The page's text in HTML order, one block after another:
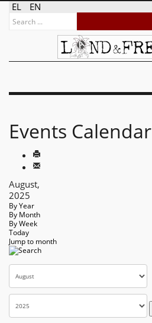
EL EN
Events Calendar
August,
2025
By Year
By Month
By Week
Today
Jump to month